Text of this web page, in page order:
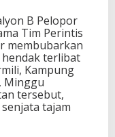
B Pelopor
Tim Perintis
membubarkan
terlibat
Kampung
Minggu
tersebut,
tajam